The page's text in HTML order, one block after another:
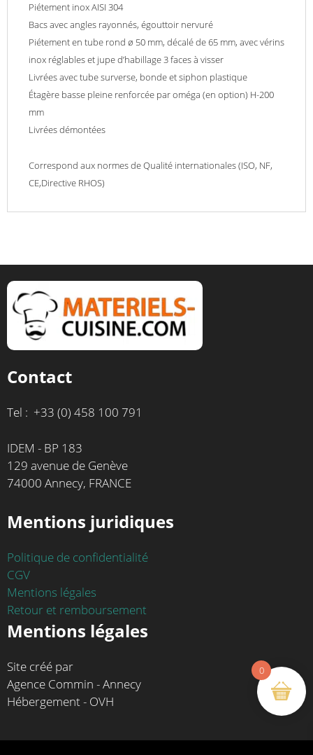
Piétement inox AISI 304
Bacs avec angles rayonnés, égouttoir nervuré
Piétement en tube rond ø 50 mm, décalé de 65 mm, avec vérins
inox réglables et jupe d’habillage 3 faces à visser
Livrées avec tube surverse, bonde et siphon plastique
Étagère basse pleine renforcée par oméga (en option) H-200
mm
Livrées démontées
Correspond aux normes de Qualité internationales (ISO, NF,
CE,Directive RHOS)
Contact
Tel : +33 (0) 458 100 791
IDEM - BP 183
129 avenue de Genève
74000 Annecy, FRANCE
Mentions juridiques
Politique de confidentialité
CGV
Mentions légales
Retour et remboursement
Mentions légales
Site créé par
Agence Commin - Annecy
Hébergement - OVH
0